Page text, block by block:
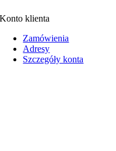
Konto klienta
Zamówienia
Adresy
Szczegóły konta